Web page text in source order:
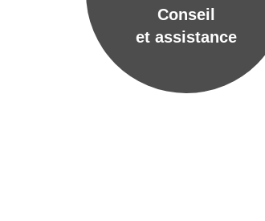
Conseil
et assistance